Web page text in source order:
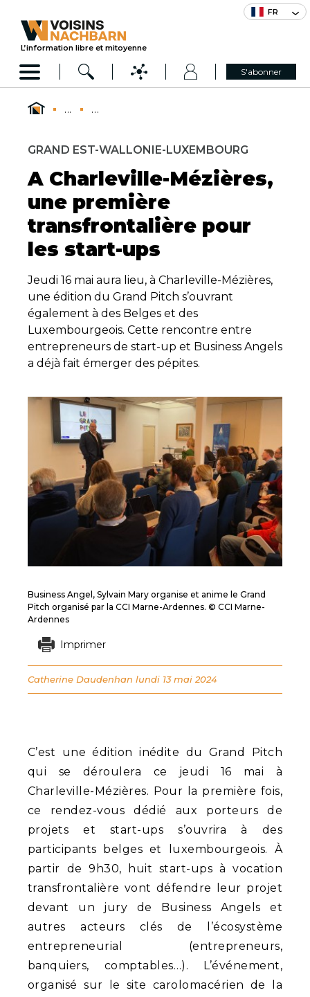
FR
L’information libre et mitoyenne
S'abonner
... ...
GRAND EST-WALLONIE-LUXEMBOURG
A Charleville-Mézières,
une première
transfrontalière pour
les start-ups
Jeudi 16 mai aura lieu, à Charleville-Mézières,
une édition du Grand Pitch s’ouvrant
également à des Belges et des
Luxembourgeois. Cette rencontre entre
entrepreneurs de start-up et Business Angels
a déjà fait émerger des pépites.
C’est une édition inédite du Grand Pitch
qui se déroulera ce jeudi 16 mai à
Charleville-Mézières. Pour la première fois,
ce rendez-vous dédié aux porteurs de
projets et start-ups s’ouvrira à des
participants belges et luxembourgeois. À
partir de 9h30, huit start-ups à vocation
transfrontalière vont défendre leur projet
devant un jury de Business Angels et
autres acteurs clés de l’écosystème
entrepreneurial (entrepreneurs,
banquiers, comptables…). L’événement,
organisé sur le site carolomacérien de la
Business Angel, Sylvain Mary organise et anime le Grand
Pitch organisé par la CCI Marne-Ardennes. © CCI Marne-
Ardennes
Imprimer
Catherine Daudenhan lundi 13 mai 2024